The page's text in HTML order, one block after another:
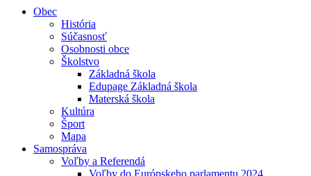
Obec
História
Súčasnosť
Osobnosti obce
Školstvo
Základná škola
Edupage Základná škola
Materská škola
Kultúra
Šport
Mapa
Samospráva
Voľby a Referendá
Voľby do Európskeho parlamentu 2024